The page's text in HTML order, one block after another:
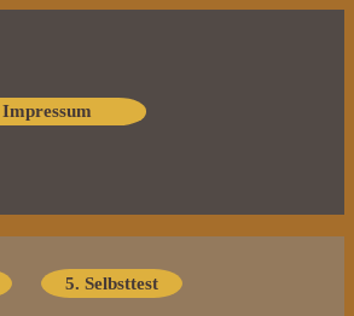
Impressum
5. Selbsttest